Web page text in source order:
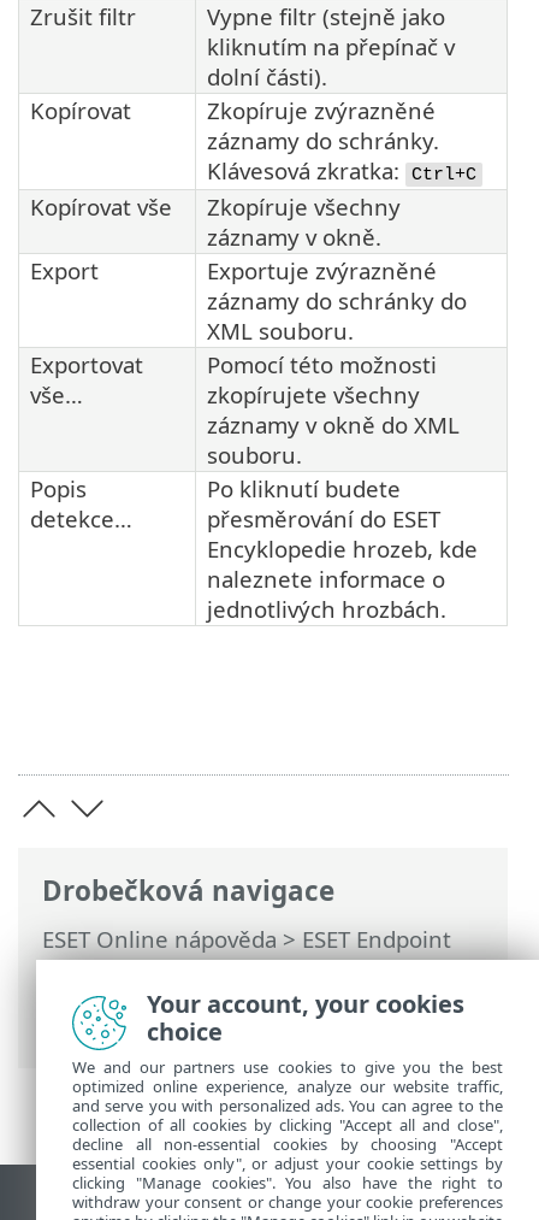
Drobečková navigace
ESET Online nápověda>ESET Endpoint
Security>Použití ESET Endpoint Security
Kontrola počítače> Protokol kontroly
počítače
Zrušit filtr
Vypne filtr (stejně jako
kliknutím na přepínač v
dolní části).
Kopírovat
Zkopíruje zvýrazněné
záznamy do schránky.
Klávesová zkratka:
Ctrl+C
Kopírovat vše
Zkopíruje všechny
záznamy v okně.
Export
Exportuje zvýrazněné
záznamy do schránky do
XML souboru.
Exportovat
vše…
Pomocí této možnosti
zkopírujete všechny
záznamy v okně do XML
souboru.
Popis
detekce…
Po kliknutí budete
přesměrování do ESET
Encyklopedie hrozeb, kde
naleznete informace o
jednotlivých hrozbách.
Your account, your cookies
choice
We and our partners use cookies to give you the best
optimized online experience, analyze our website traffic,
and serve you with personalized ads. You can agree to the
collection of all cookies by clicking "Accept all and close",
decline all non-essential cookies by choosing "Accept
essential cookies only", or adjust your cookie settings by
clicking "Manage cookies". You also have the right to
withdraw your consent or change your cookie preferences